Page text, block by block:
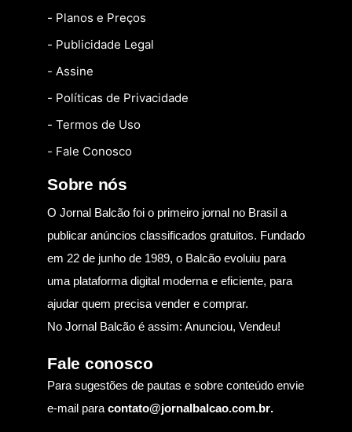
- Planos e Preços
- Publicidade Legal
- Assine
- Políticas de Privacidade
- Termos de Uso
- Fale Conosco
Sobre nós
O Jornal Balcão foi o primeiro jornal no Brasil a
publicar anúncios classificados gratuitos. Fundado
em 22 de junho de 1989, o Balcão evoluiu para
uma plataforma digital moderna e eficiente, para
ajudar quem precisa vender e comprar.
No Jornal Balcão é assim: Anunciou, Vendeu!
Fale conosco
Para sugestões de pautas e sobre conteúdo envie
e-mail para contato@jornalbalcao.com.br.